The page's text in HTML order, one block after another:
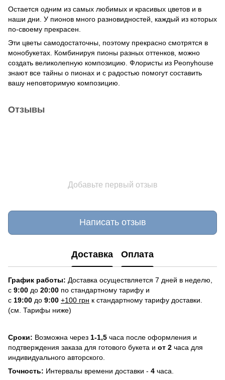
Остается одним из самых любимых и красивых цветов и в
наши дни. У пионов много разновидностей, каждый из которых
по-своему прекрасен.
Эти цветы самодостаточны, поэтому прекрасно смотрятся в
монобукетах. Комбинируя пионы разных оттенков, можно
создать великолепную композицию. Флористы из Peonyhouse
знают все тайны о пионах и с радостью помогут составить
вашу неповторимую композицию.
Отзывы
Добавьте первый отзыв
Написать отзыв
Доставка Оплата
График работы: Доставка осуществляется 7 дней в неделю,
с 9:00 до 20:00 по стандартному тарифу и
с 19:00 до 9:00 +100 грн к стандартному тарифу доставки.
(см. Тарифы ниже)
Сроки: Возможна через 1-1,5 часа после оформления и
подтверждения заказа для готового букета и от 2 часа для
индивидуального авторского.
Точность: Интервалы времени доставки - 4 часа.